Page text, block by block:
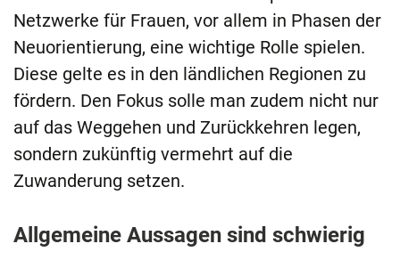
Netzwerke für Frauen, vor allem in Phasen der
Neuorientierung, eine wichtige Rolle spielen.
Diese gelte es in den ländlichen Regionen zu
fördern. Den Fokus solle man zudem nicht nur
auf das Weggehen und Zurückkehren legen,
sondern zukünftig vermehrt auf die
Zuwanderung setzen.
Allgemeine Aussagen sind schwierig